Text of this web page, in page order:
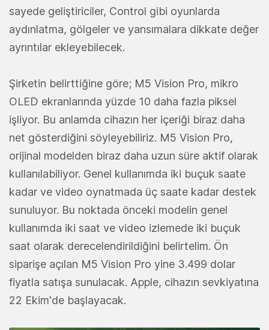
sayede geliştiriciler, Control gibi oyunlarda
aydınlatma, gölgeler ve yansımalara dikkate değer
ayrıntılar ekleyebilecek.
Şirketin belirttiğine göre; M5 Vision Pro, mikro
OLED ekranlarında yüzde 10 daha fazla piksel
işliyor. Bu anlamda cihazın her içeriği biraz daha
net gösterdiğini söyleyebiliriz. M5 Vision Pro,
orijinal modelden biraz daha uzun süre aktif olarak
kullanılabiliyor. Genel kullanımda iki buçuk saate
kadar ve video oynatmada üç saate kadar destek
sunuluyor. Bu noktada önceki modelin genel
kullanımda iki saat ve video izlemede iki buçuk
saat olarak derecelendirildiğini belirtelim. Ön
siparişe açılan M5 Vision Pro yine 3.499 dolar
fiyatla satışa sunulacak. Apple, cihazın sevkiyatına
22 Ekim'de başlayacak.